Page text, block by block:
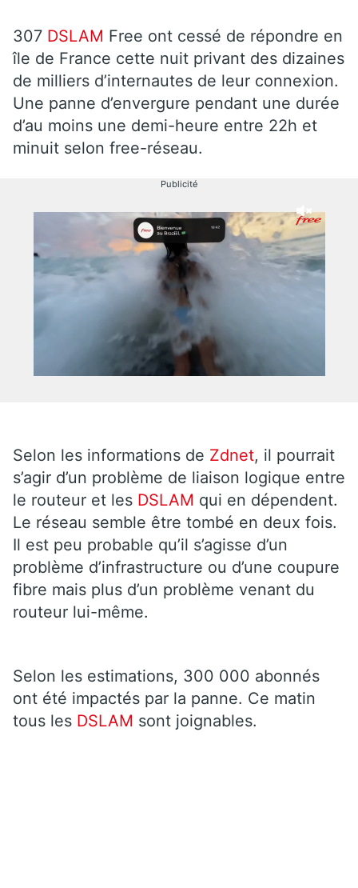
307 DSLAM Free ont cessé de répondre en
île de France cette nuit privant des dizaines
de milliers d’internautes de leur connexion.
Une panne d’envergure pendant une durée
d’au moins une demi-heure entre 22h et
minuit selon free-réseau.
Publicité
Selon les informations de Zdnet, il pourrait
s’agir d’un problème de liaison logique entre
le routeur et les DSLAM qui en dépendent.
Le réseau semble être tombé en deux fois.
Il est peu probable qu’il s’agisse d’un
problème d’infrastructure ou d’une coupure
fibre mais plus d’un problème venant du
routeur lui-même.
Selon les estimations, 300 000 abonnés
ont été impactés par la panne. Ce matin
tous les DSLAM sont joignables.